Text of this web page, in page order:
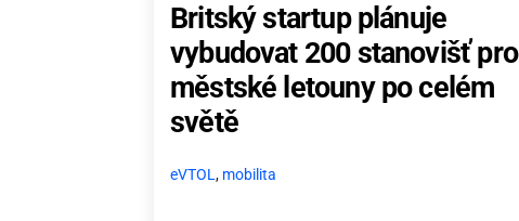
Britský startup plánuje
vybudovat 200 stanovišť pro
městské letouny po celém
světě
eVTOL, mobilita